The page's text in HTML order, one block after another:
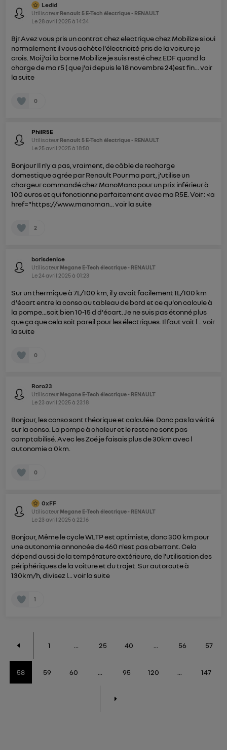
Ledid
Utilisateur Renault 5 E-Tech électrique - RENAULT
Le 28 avril 2025à14:34
Bjr Avez vous pris un contrat chez electrique chez Mobilize si oui
normalement il vous achète l'électricité pris de la voiture je
crois. Moi j'ai la borne Mobilize je suis resté chez EDF quand la
charge de ma r5 ( que j'ai depuis le 18 novembre 24)est fin...voir
la suite
0
PhilR5E
Utilisateur Renault 5 E-Tech électrique - RENAULT
Le 25 avril 2025à18:50
Bonjour Il n'y a pas, vraiment, de câble de recharge
domestique agrée par Renault Pour ma part, j'utilise un
chargeur commandé chez ManoMano pour un prix inférieur à
100 euros et qui fonctionne parfaitement avec ma R5E. Voir : <a
href="https://www.manoman...voir la suite
2
borisdenice
Utilisateur Megane E-Tech électrique - RENAULT
Le 24 avril 2025à 01:23
Sur un thermique à 7L/100 km, il y avait facilement 1L/100 km
d'écart entre la conso au tableau de bord et ce qu'on calcule à
la pompe...soit bien 10-15 d d'écart. Je ne suis pas étonné plus
que ça que cela soit pareil pour les électriques. Il faut voit l...voir
la suite
0
Roro23
Utilisateur Megane E-Tech électrique - RENAULT
Le 23 avril 2025à 23:18
Bonjour, les conso sont théorique et calculée. Donc pas la vérité
sur la conso. La pompe à chaleur et le reste ne sont pas
comptabilisé. Avec les Zoé je faisais plus de 30km avec l
autonomie a 0km.
0
0xFF
Utilisateur Megane E-Tech électrique - RENAULT
Le 23 avril 2025à 22:16
Bonjour, Même le cycle WLTP est optimiste, donc 300 km pour
une autonomie annoncée de 460 n'est pas aberrant. Cela
dépend aussi de la température extérieure, de l'utilisation des
périphériques de la voiture et du trajet. Sur autoroute à
130km/h, divisez l...voir la suite
1
1 ... 25 40 ... 56 57
58 59 60 95 120 147